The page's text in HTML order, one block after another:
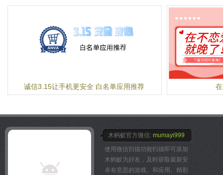
乐乐,邀请亲朋好友一起去
相互监督吧!
为了健康,为了美丽!你还等
常见使用问题:
健康减肥4加1程序能在后
Android/安卓
系统支持多任务和后台运
中后台继续运行。但是按
数据。所有我们建议您在
无论是手持还是放在口袋
都能准确记录您的运动和
我坐公交车和地铁会记录
记录?
我们强大的算法能够自动
诚信3.15让手机更安全 白名单应用推荐
木蚂蚁官方微信: mumayi999
使用微信扫描功能扫描即可添加
木蚂蚁为好友，及时获取最新安
卓有意思的游戏、和应用。精彩